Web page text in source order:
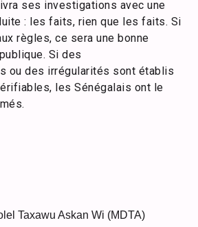
ses investigations avec une
: les faits, rien que les faits. Si
règles, ce sera une bonne
Si des
ou des irrégularités sont établis
les Sénégalais ont le
Taxawu Askan Wi (MDTA)